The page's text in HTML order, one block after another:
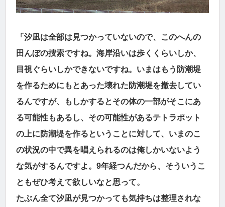
「汐凪は全部は見つかっていないので、このへんの
田んぼの捜索ですね。海岸沿いは歩くくらいしか、
目視ぐらいしかできないですね。いまはもう防潮堤
を作るためにもとあった壊れた防潮堤を撤去してい
るんですが、もしかするとその体の一部がそこにあ
る可能性もあるし、その可能性があるテトラポット
の上に防潮堤を作るということに対して、いまのこ
の状況の中で異を唱えられるのは俺しかいないよう
な気がするんですよ。9年経つんだから、そういうこ
ともぜひ考えて欲しいなと思って。
たぶん全て汐凪が見つかっても気持ちは整理されな